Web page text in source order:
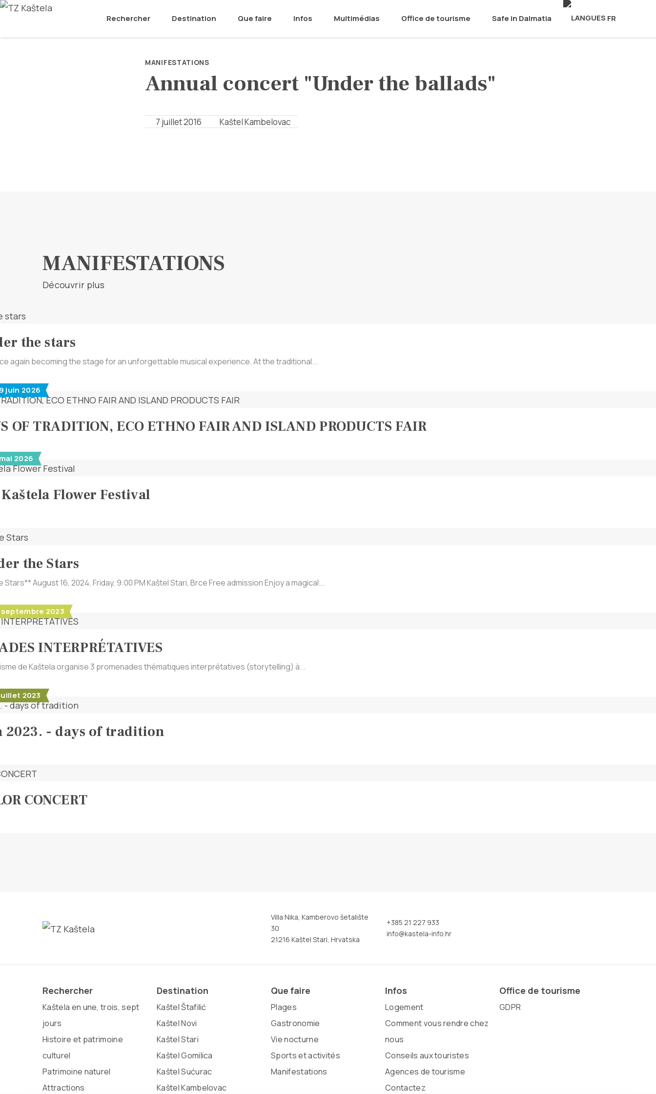
Rechercher Destination Que faire Infos Multimédias Office de tourisme Safe in Dalmatia FR
MANIFESTATIONS
Annual concert "Under the ballads"
7 juillet 2016 Kaštel Kambelovac
MANIFESTATIONS
Découvrir plus
the stars
again becoming the stage for an unforgettable musical experience. At the traditional...
juin 2026
OF TRADITION, ECO ETHNO FAIR AND ISLAND PRODUCTS FAIR
2026
Flower Festival
the Stars
August 16, 2024, Friday, 9:00 PM Kaštel Stari, Brce Free admission Enjoy a magical...
septembre 2023
INTERPRÉTATIVES
de Kaštela organise 3 promenades thématiques interprétatives (storytelling) à...
2023
2023. - days of tradition
CONCERT
Villa Nika, Kamberovo šetalište
30
21216 Kaštel Stari, Hrvatska
+385 21 227 933
info@kastela-info.hr
Rechercher
Kaštela en une, trois, sept
jours
Histoire et patrimoine
culturel
Patrimoine naturel
Attractions
Destination
Kaštel Štafilić
Kaštel Novi
Kaštel Stari
Kaštel Gomilica
Kaštel Sućurac
Kaštel Kambelovac
Que faire
Plages
Gastronomie
Vie nocturne
Sports et activités
Manifestations
Infos
Logement
Comment vous rendre chez
nous
Conseils aux touristes
Agences de tourisme
Contactez
Office de tourisme
GDPR